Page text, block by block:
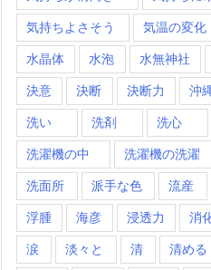
気持ちよさそう 気温の変化
水晶体 水泡 水無神社
決意 決断 決断力 沖
洗い 洗剤 洗心
洗濯機の中 洗濯機の洗濯
洗面所 派手な色 流産
浮腫 海彦 浸透力 消
涙 淡々と 清 清める